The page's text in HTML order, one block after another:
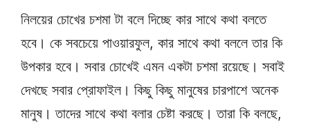
নিলয়ের চোখের চশমা টা বলে দিচ্ছে কার সাথে কথা বলতে
হবে। কে সবচেয়ে পাওয়ারফুল, কার সাথে কথা বললে তার কি
উপকার হবে। সবার চোখেই এমন একটা চশমা রয়েছে। সবাই
দেখছে সবার প্রোফাইল। কিছু কিছু মানুষের চারপাশে অনেক
মানুষ। তাদের সাথে কথা বলার চেষ্টা করছে। তারা কি বলছে,